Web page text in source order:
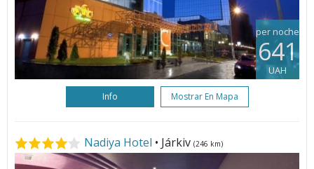
per noche
641
UAH
Info Mostrar En Mapa
Nadiya Hotel • Járkiv (246 km)